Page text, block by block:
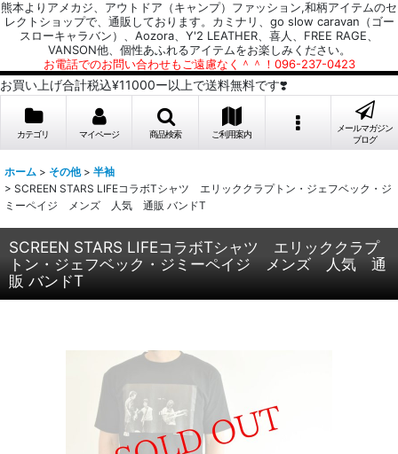
熊本よりアメカジ、アウトドア（キャンプ）ファッション,和柄アイテムのセ
レクトショップで、通販しております。カミナリ、go slow caravan（ゴー
スローキャラバン）、Aozora、Y'2 LEATHER、喜人、FREE RAGE、
VANSON他、個性あふれるアイテムをお楽しみください。
お電話でのお問い合わせもご遠慮なく＾＾！096-237-0423
お買い上げ合計税込¥11000ー以上で送料無料です❣️
カテゴリ マイページ 商品検索 ご利用案内
メールマガジン
ブログ
ホーム > その他 > 半袖
> SCREEN STARS LIFEコラボTシャツ エリッククラプトン・ジェフベック・ジ
ミーペイジ メンズ 人気 通販 バンドT
SCREEN STARS LIFEコラボTシャツ エリッククラプ
トン・ジェフベック・ジミーペイジ メンズ 人気 通
販 バンドT